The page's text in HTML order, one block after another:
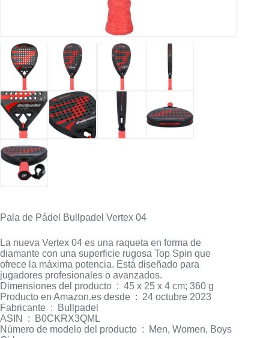
Pala de Pádel Bullpadel Vertex 04
La nueva Vertex 04 es una raqueta en forma de
diamante con una superficie rugosa Top Spin que
ofrece la máxima potencia. Está diseñado para
jugadores profesionales o avanzados.
Dimensiones del producto ‏ : ‎ 45 x 25 x 4 cm; 360 g
Producto en Amazon.es desde ‏ : ‎ 24 octubre 2023
Fabricante ‏ : ‎ Bullpadel
ASIN ‏ : ‎ B0CKRX3QML
Número de modelo del producto ‏ : ‎ Men, Women, Boys